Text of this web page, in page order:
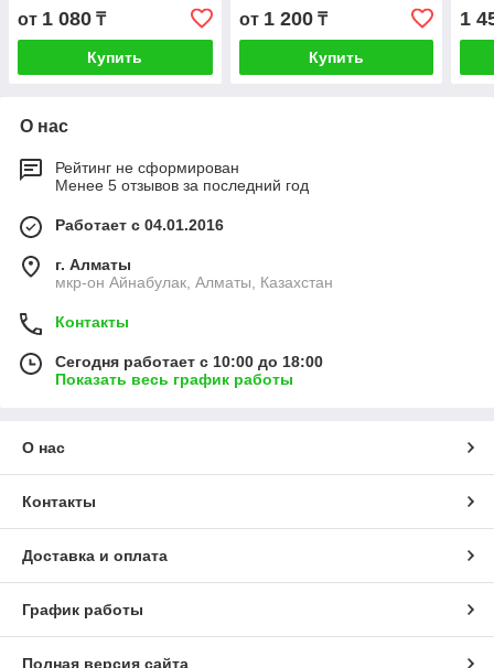
от 1 080 ₸
Купить
от 1 200₸
Купить
1
О нас
Рейтинг не сформирован
Менее 5 отзывов за последний год
Работает с 04.01.2016
г. Алматы
мкр-он Айнабулак, Алматы, Казахстан
Контакты
Сегодня работает с 10:00 до 18:00
Показать весь график работы
О нас
Контакты
Доставка и оплата
График работы
Полная версия сайта